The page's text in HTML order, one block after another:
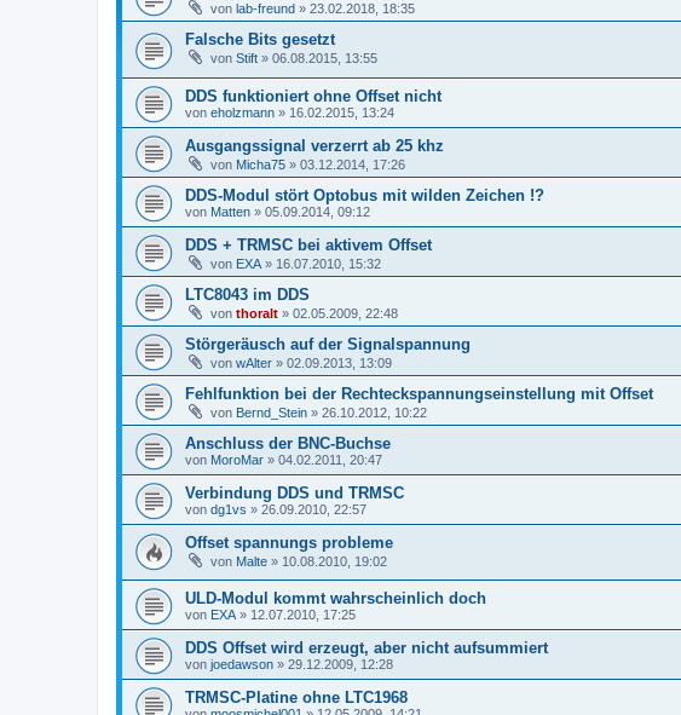
von lab-freund » 23.02.2018, 18:35
Falsche Bits gesetzt
von Stift » 06.08.2015, 13:55
DDS funktioniert ohne Offset nicht
von eholzmann » 16.02.2015, 13:24
Ausgangssignal verzerrt ab 25 khz
von Micha75 » 03.12.2014, 17:26
DDS-Modul stört Optobus mit wilden Zeichen !?
von Matten » 05.09.2014, 09:12
DDS + TRMSC bei aktivem Offset
von EXA » 16.07.2010, 15:32
LTC8043 im DDS
von thoralt » 02.05.2009, 22:48
Störgeräusch auf der Signalspannung
von wAlter » 02.09.2013, 13:09
Fehlfunktion bei der Rechteckspannungseinstellung mit Offset
von Bernd_Stein » 26.10.2012, 10:22
Anschluss der BNC-Buchse
von MoroMar » 04.02.2011, 20:47
Verbindung DDS und TRMSC
von dg1vs » 26.09.2010, 22:57
Offset spannungs probleme
von Malte » 10.08.2010, 19:02
ULD-Modul kommt wahrscheinlich doch
von EXA » 12.07.2010, 17:25
DDS Offset wird erzeugt, aber nicht aufsummiert
von joedawson » 29.12.2009, 12:28
TRMSC-Platine ohne LTC1968